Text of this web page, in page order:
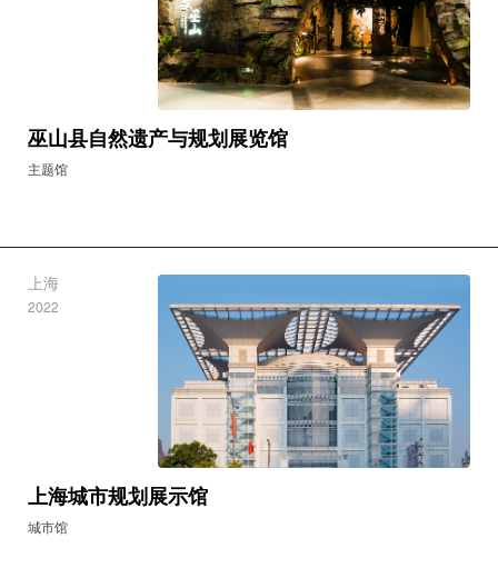
巫山县自然遗产与规划展览馆
主题馆
上海
2022
上海城市规划展示馆
城市馆